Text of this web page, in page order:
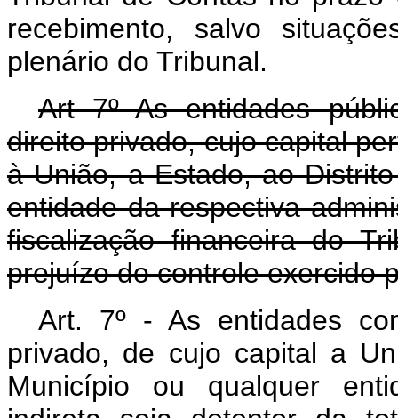
recebimento, salvo
plenário do Tribunal.
Art 7º As entidades
direito privado, cujo capital
à União, a Estado, ao
entidade da respectiva
fiscalização financeira do
prejuízo do controle exercido
Art. 7º - As entidades
privado, de cujo capital a
Município ou qualquer